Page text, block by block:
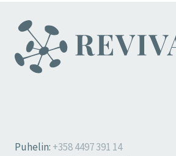
Puhelin: +358 4497 391 14